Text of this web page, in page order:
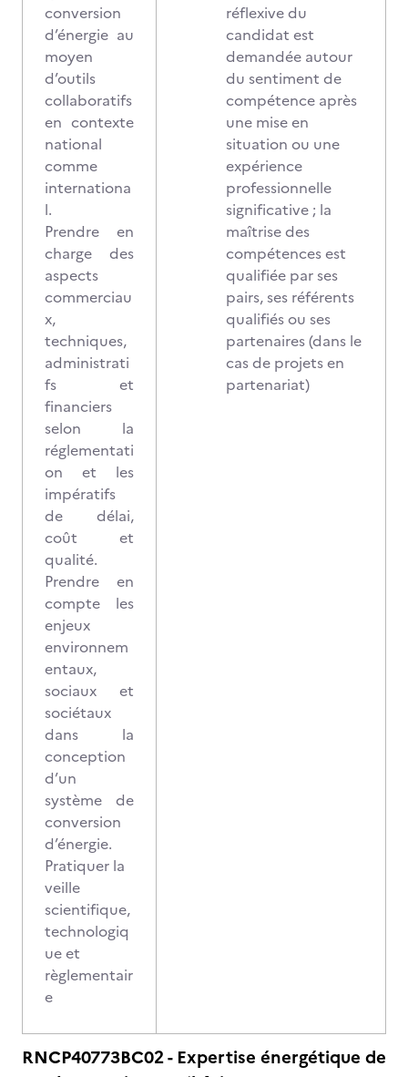
conversion
d’énergie au
moyen
d’outils
collaboratifs
en contexte
national
comme
internationa
l.
Prendre en
charge des
aspects
commerciau
x,
techniques,
administrati
fs et
financiers
selon la
réglementati
on et les
impératifs
de délai,
coût et
qualité.
Prendre en
compte les
enjeux
environnem
entaux,
sociaux et
sociétaux
dans la
conception
d’un
système de
conversion
d’énergie.
Pratiquer la
veille
scientifique,
technologiq
ue et
règlementair
e
réflexive du
candidat est
demandée autour
du sentiment de
compétence après
une mise en
situation ou une
expérience
professionnelle
significative ; la
maîtrise des
compétences est
qualifiée par ses
pairs, ses référents
qualifiés ou ses
partenaires (dans le
cas de projets en
partenariat)
RNCP40773BC02 - Expertise énergétique de